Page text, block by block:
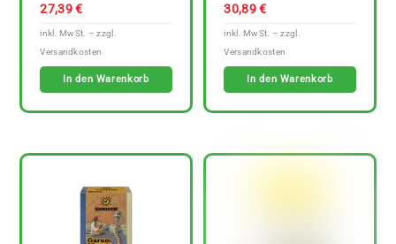
27,39€
In den Warenkorb
30,89€
In den Warenkorb